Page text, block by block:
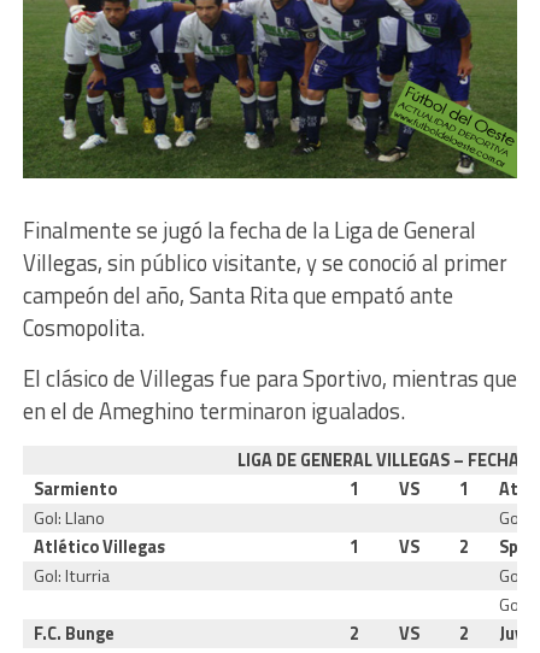
Finalmente se jugó la fecha de la Liga de General
Villegas, sin público visitante, y se conoció al primer
campeón del año, Santa Rita que empató ante
Cosmopolita.
El clásico de Villegas fue para Sportivo, mientras que
en el de Ameghino terminaron igualados.
LIGA DE GENERAL VILLEGAS – FECHA
Sarmiento
1 VS 1
Gol: Llano
Gol:
Atlético Villegas
1 VS 2
Gol: Iturria
Gol:
Gol:
F.C. Bunge
2 VS 2